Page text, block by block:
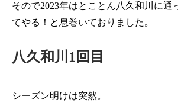
そので2023年はとことん八久和川に通
てやる！と息巻いておりました。
八久和川1回目
シーズン明けは突然。